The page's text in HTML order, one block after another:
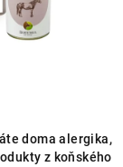
doma alergika,
z koňského